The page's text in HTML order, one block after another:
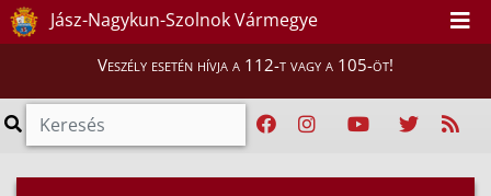
Jász-Nagykun-Szolnok Vármegye
Veszély esetén hívja a 112-t vagy a 105-öt!